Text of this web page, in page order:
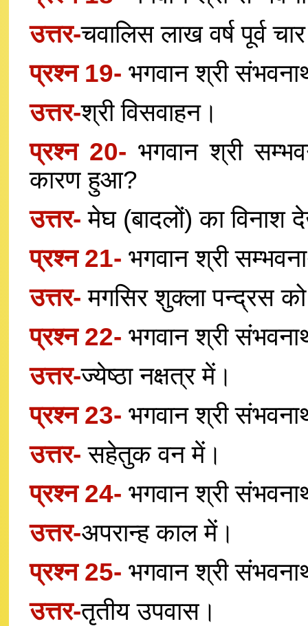
उत्तर-चवालिस लाख वर्ष पूर्व चार
प्रश्न 19- भगवान श्री
उत्तर-श्री विसवाहन।
प्रश्न 20- भगवान श्री
कारण हुआ?
उत्तर- मेघ (बादलों) का
प्रश्न 21- भगवान श्री
उत्तर- मगसिर शुक्ला पन्द्रस
प्रश्न 22- भगवान श्री
उत्तर-ज्येष्ठा नक्षत्र में।
प्रश्न 23- भगवान श्री
उत्तर- सहेतुक वन में।
प्रश्न 24- भगवान श्री
उत्तर-अपरान्ह काल में।
प्रश्न 25- भगवान श्री
उत्तर-तृतीय उपवास।